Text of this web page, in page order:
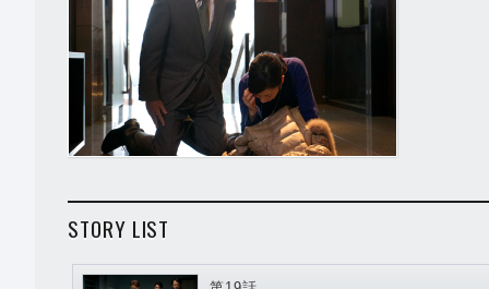
STORY LIST